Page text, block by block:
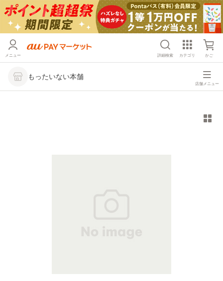
メニュー 詳細検索 カテゴリ かご
もったいない本舗
店舗メニュー